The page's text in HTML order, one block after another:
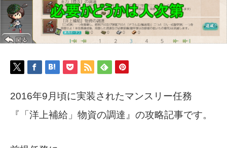
2016年9月頃に実装されたマンスリー任務
『「洋上補給」物資の調達』の攻略記事です。